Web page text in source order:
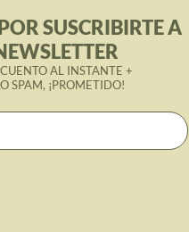
SUSCRIBIRTE A
AL INSTANTE +
SPAM, ¡PROMETIDO!